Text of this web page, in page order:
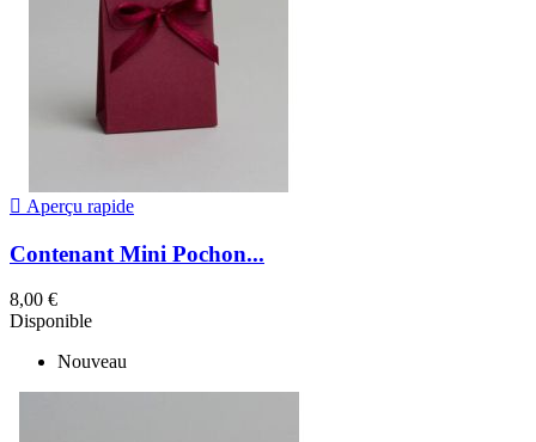
 Aperçu rapide
Contenant Mini Pochon...
8,00 €
Disponible
Nouveau